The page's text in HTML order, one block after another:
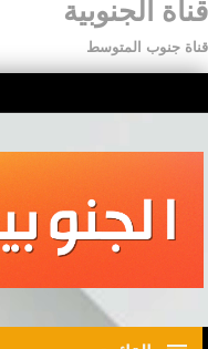
قناة الجنوبية
قناة جنوب المتوسط